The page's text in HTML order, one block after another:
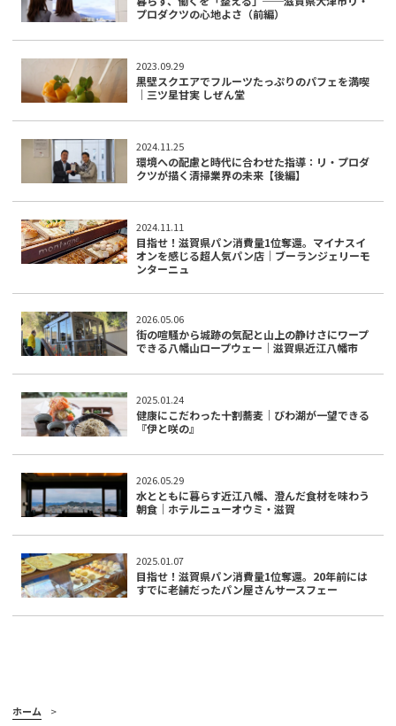
プロダクツの心地よさ（前編）
2023.09.29
黒壁スクエアでフルーツたっぷりのパフェを満喫
｜三ツ星甘実 しぜん堂
2024.11.25
環境への配慮と時代に合わせた指導：リ・プロダ
クツが描く清掃業界の未来【後編】
2024.11.11
目指せ！滋賀県パン消費量1位奪還。マイナスイ
オンを感じる超人気パン店｜ブーランジェリーモ
ンターニュ
2026.05.06
街の喧騒から城跡の気配と山上の静けさにワープ
できる八幡山ロープウェー｜滋賀県近江八幡市
2025.01.24
健康にこだわった十割蕎麦｜びわ湖が一望できる
『伊と咲の』
2026.05.29
水とともに暮らす近江八幡、澄んだ食材を味わう
朝食｜ホテルニューオウミ・滋賀
2025.01.07
目指せ！滋賀県パン消費量1位奪還。20年前には
すでに老舗だったパン屋さんサースフェー
ホーム